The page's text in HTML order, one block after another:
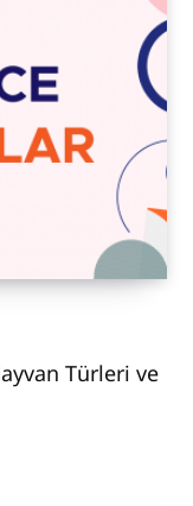
Türleri ve